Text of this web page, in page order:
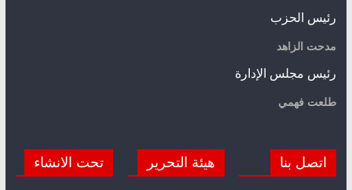
رئيس الحزب
مدحت الزاهد
رئيس مجلس الإدارة
طلعت فهمي
اتصل بنا هيئة التحرير تحت الانشاء